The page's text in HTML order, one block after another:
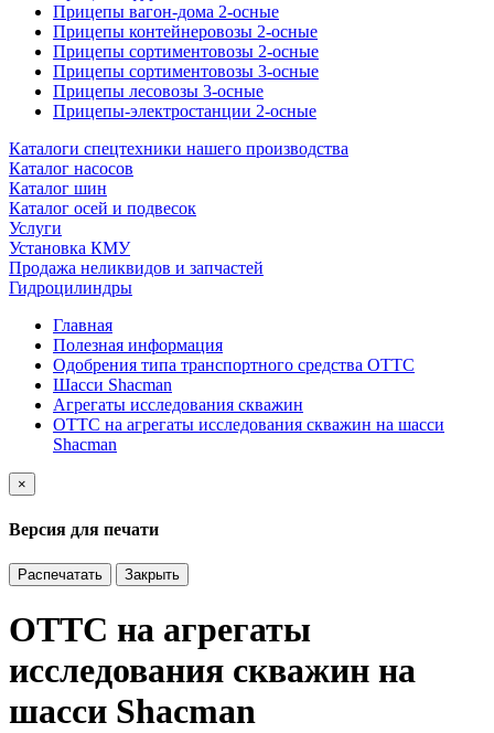
Прицепы вагон-дома 2-осные
Прицепы контейнеровозы 2-осные
Прицепы сортиментовозы 2-осные
Прицепы сортиментовозы 3-осные
Прицепы лесовозы 3-осные
Прицепы-электростанции 2-осные
Каталоги спецтехники нашего производства
Каталог насосов
Каталог шин
Каталог осей и подвесок
Услуги
Установка КМУ
Продажа неликвидов и запчастей
Гидроцилиндры
Главная
Полезная информация
Одобрения типа транспортного средства ОТТС
Шасси Shacman
Агрегаты исследования скважин
ОТТС на агрегаты исследования скважин на шасси
Shacman
×
Версия для печати
Распечатать Закрыть
ОТТС на агрегаты
исследования скважин на
шасси Shacman